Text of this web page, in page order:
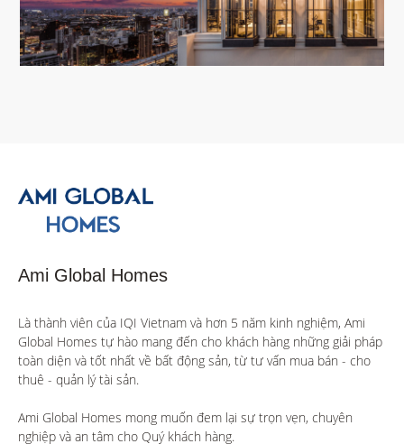
Ami Global Homes
Là thành viên của IQI Vietnam và hơn 5 năm kinh nghiệm, Ami
Global Homes tự hào mang đến cho khách hàng những giải pháp
toàn diện và tốt nhất về bất động sản, từ tư vấn mua bán - cho
thuê - quản lý tài sản.
Ami Global Homes mong muốn đem lại sự trọn vẹn, chuyên
nghiệp và an tâm cho Quý khách hàng.